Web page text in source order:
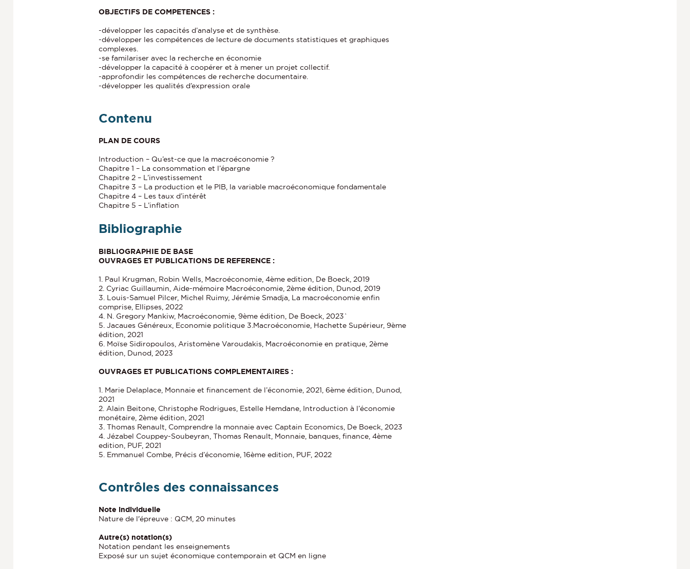
OBJECTIFS DE COMPETENCES :
-développer les capacités d’analyse et de synthèse.
-développer les compétences de lecture de documents statistiques et graphiques
complexes.
-se familariser avec la recherche en économie
-développer la capacité à coopérer et à mener un projet collectif.
-approfondir les compétences de recherche documentaire.
-développer les qualités d’expression orale
Contenu
PLAN DE COURS
Introduction – Qu’est-ce que la macroéconomie ?
Chapitre 1 – La consommation et l’épargne
Chapitre 2 – L’investissement
Chapitre 3 – La production et le PIB, la variable macroéconomique fondamentale
Chapitre 4 – Les taux d’intérêt
Chapitre 5 – L’inflation
Bibliographie
BIBLIOGRAPHIE DE BASE
OUVRAGES ET PUBLICATIONS DE REFERENCE :
1. Paul Krugman, Robin Wells, Macroéconomie, 4ème edition, De Boeck, 2019
2. Cyriac Guillaumin, Aide-mémoire Macroéconomie, 2ème édition, Dunod, 2019
3. Louis-Samuel Pilcer, Michel Ruimy, Jérémie Smadja, La macroéconomie enfin
comprise, Ellipses, 2022
4. N. Gregory Mankiw, Macroéconomie, 9ème édition, De Boeck, 2023`
5. Jacaues Généreux, Economie politique 3.Macroéconomie, Hachette Supérieur, 9ème
édition, 2021
6. Moïse Sidiropoulos, Aristomène Varoudakis, Macroéconomie en pratique, 2ème
édition, Dunod, 2023
OUVRAGES ET PUBLICATIONS COMPLEMENTAIRES :
1. Marie Delaplace, Monnaie et financement de l’économie, 2021, 6ème édition, Dunod,
2021
2. Alain Beitone, Christophe Rodrigues, Estelle Hemdane, Introduction à l’économie
monétaire, 2ème édition, 2021
3. Thomas Renault, Comprendre la monnaie avec Captain Economics, De Boeck, 2023
4. Jézabel Couppey-Soubeyran, Thomas Renault, Monnaie, banques, finance, 4ème
edition, PUF, 2021
5. Emmanuel Combe, Précis d’économie, 16ème edition, PUF, 2022
Contrôles des connaissances
Note individuelle
Nature de l'épreuve : QCM, 20 minutes
Autre(s) notation(s)
Notation pendant les enseignements
Exposé sur un sujet économique contemporain et QCM en ligne